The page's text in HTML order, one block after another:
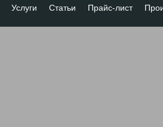
Услуги Статьи Прайс-лист